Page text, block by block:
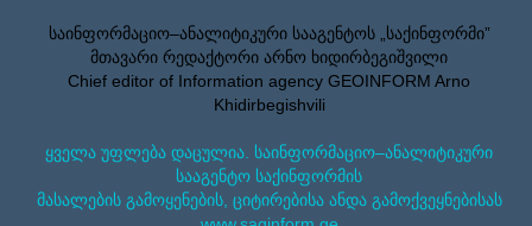
საინფორმაციო–ანალიტიკური სააგენტოს „საქინფორმი”
მთავარი რედაქტორი არნო ხიდირბეგიშვილი
Chief editor of Information agency GEOINFORM Arno
Khidirbegishvili
ყველა უფლება დაცულია. საინფორმაციო–ანალიტიკური
სააგენტო საქინფორმის
მასალების გამოყენების, ციტირებისა ანდა გამოქვეყნებისას